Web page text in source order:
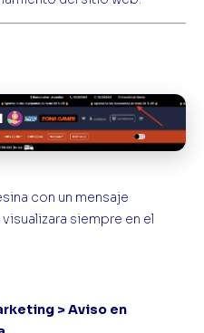
con un mensaje
siempre en el
> Aviso en